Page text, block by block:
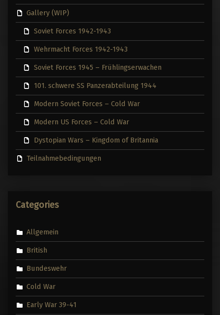
Gallery (WIP)
Soviet Forces 1942-1943
Wehrmacht Forces 1942-1943
Soviet Forces 1945 – Frühlingserwachen
101. schwere SS Panzerabteilung 1944
Modern Soviet Forces – Cold War
Modern US Forces – Cold War
Dystopian Wars – Kingdom of Britannia
Teilnahmebedingungen
Categories
Allgemein
British
Bundeswehr
Cold War
Early War 39-41